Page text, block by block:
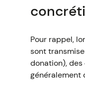
Pour rappel,
sont
donation),
généralement